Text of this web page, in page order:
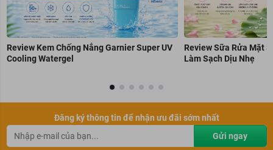
Review Kem Chống Nắng Garnier Super UV
Cooling Watergel
Review Sữa Rửa Mặt
Làm Sạch Dịu Nhẹ
Đăng ký thông tin để nhận ưu đãi sớm nhất
Gửi ngay